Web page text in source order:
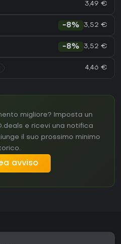
3,49 €
-8% 3,52 €
-8% 3,52 €
4,46 €
migliore? Imposta un
e ricevi una notifica
il suo prossimo minimo
avviso